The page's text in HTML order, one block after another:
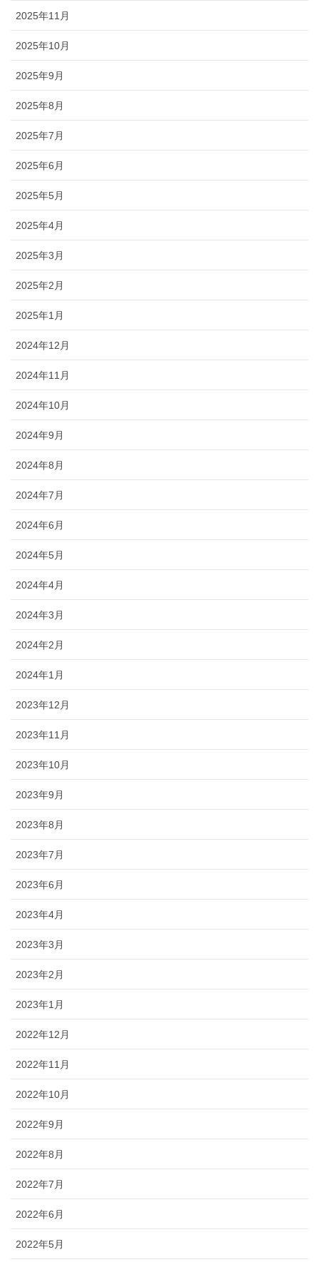
2025年11月
2025年10月
2025年9月
2025年8月
2025年7月
2025年6月
2025年5月
2025年4月
2025年3月
2025年2月
2025年1月
2024年12月
2024年11月
2024年10月
2024年9月
2024年8月
2024年7月
2024年6月
2024年5月
2024年4月
2024年3月
2024年2月
2024年1月
2023年12月
2023年11月
2023年10月
2023年9月
2023年8月
2023年7月
2023年6月
2023年4月
2023年3月
2023年2月
2023年1月
2022年12月
2022年11月
2022年10月
2022年9月
2022年8月
2022年7月
2022年6月
2022年5月